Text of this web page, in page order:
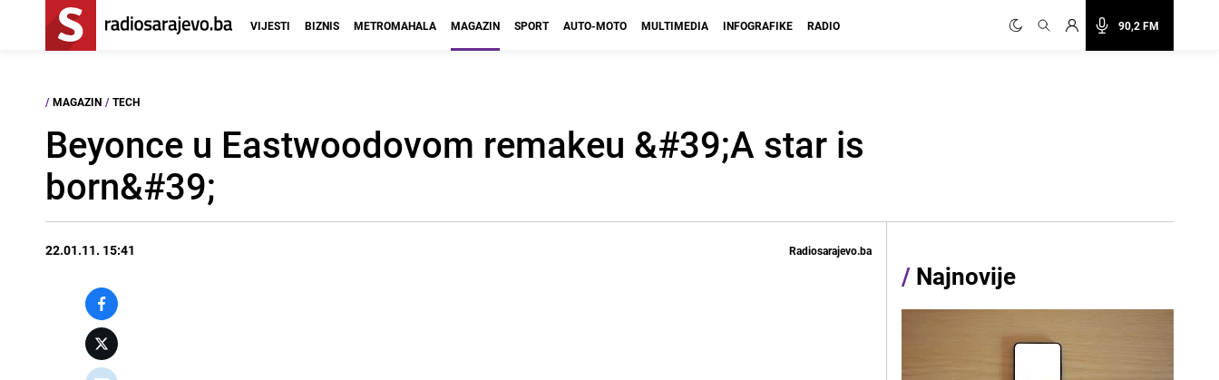
90,2 FM
VIJESTI BIZNIS METROMAHALA MAGAZIN SPORT AUTO-MOTO MULTIMEDIA INFOGRAFIKE RADIO
/ MAGAZIN / TECH
Beyonce u Eastwoodovom remakeu &#39;A star is
born&#39;
22.01.11. 15:41 Radiosarajevo.ba
/ Najnovije